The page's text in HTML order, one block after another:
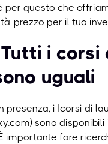
per questo che
prezzo per il tuo
i corsi
uguali
presenza, i [corsi di
sono
importante fare